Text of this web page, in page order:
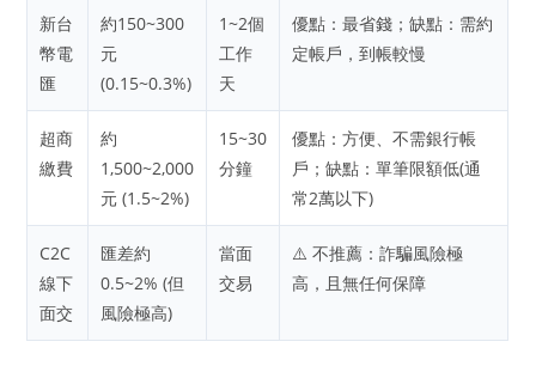
新台
幣電
匯
約150~300
元
(0.15~0.3%)
1~2個
工作
天
優點：最省錢；缺點：需約
定帳戶，到帳較慢
超商
繳費
約
1,500~2,000
元 (1.5~2%)
15~30
分鐘
優點：方便、不需銀行帳
戶；缺點：單筆限額低(通
常2萬以下)
C2C
線下
面交
匯差約
0.5~2% (但
風險極高)
當面
交易
⚠️ 不推薦：詐騙風險極
高，且無任何保障